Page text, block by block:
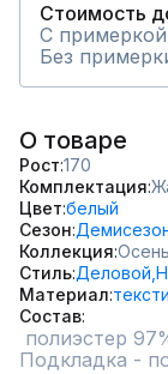
Стоимость
С
Без
О товаре
Рост 170
Комплектация
Цвет белый
Сезон
Коллекция
Стиль Деловой,
Материал
Состав
Подкладка -